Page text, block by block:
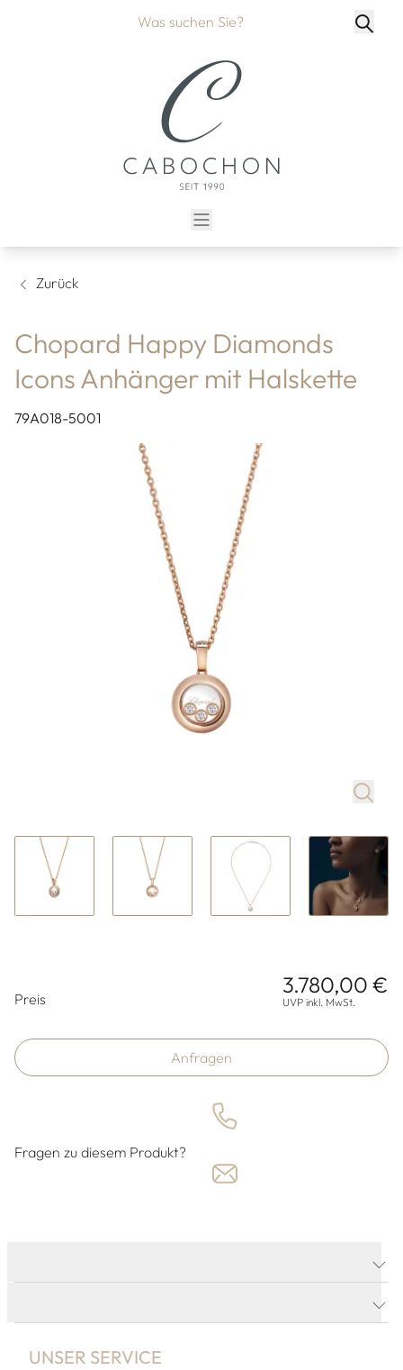
Zurück
Chopard Happy Diamonds
Icons Anhänger mit Halskette
79A018-5001
Preis
3.780,00 €
UVP inkl. MwSt.
Anfragen
Fragen zu diesem Produkt?
UNSER SERVICE